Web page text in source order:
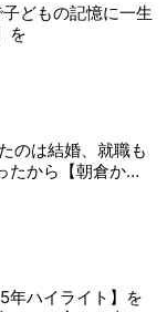
子どもの記憶に一生
を
のは結婚、就職も
たから【朝倉かす
年ハイライト】を